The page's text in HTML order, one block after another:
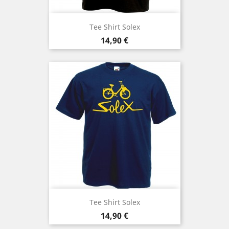
Tee Shirt Solex
Prix
14,90 €
Tee Shirt Solex
Prix
14,90 €